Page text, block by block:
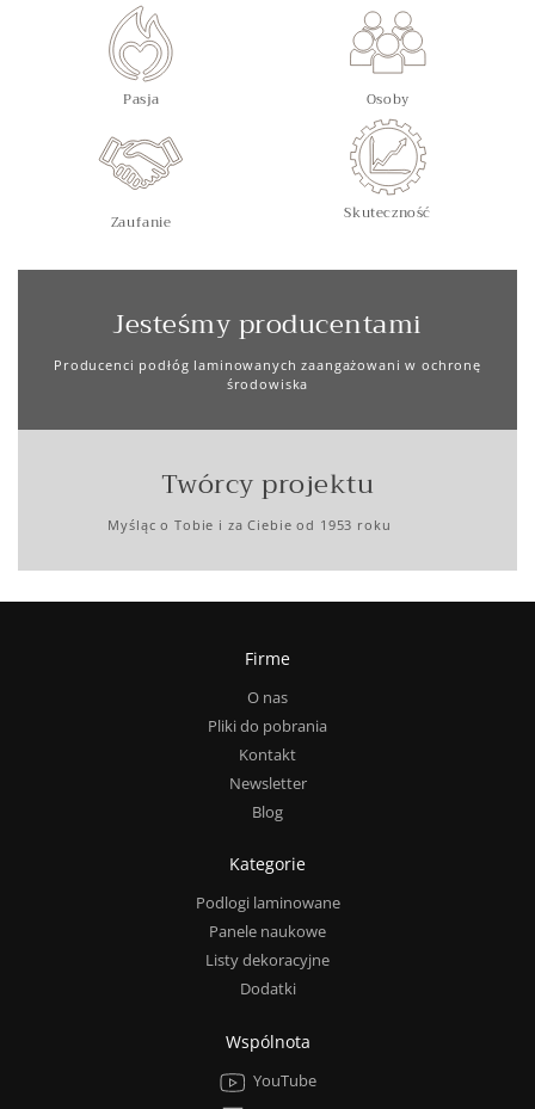
Pasja Osoby
Zaufanie Skuteczność
Jesteśmy producentami
Producenci podłóg laminowanych zaangażowani w ochronę
środowiska
Twórcy projektu
Myśląc o Tobie i za Ciebie od 1953 roku
Firme
O nas
Pliki do pobrania
Kontakt
Newsletter
Blog
Kategorie
Podlogi laminowane
Panele naukowe
Listy dekoracyjne
Dodatki
Wspólnota
YouTube